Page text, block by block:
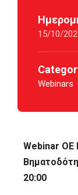
15/10/
Webinars
Webinar ΟΕ
20:00